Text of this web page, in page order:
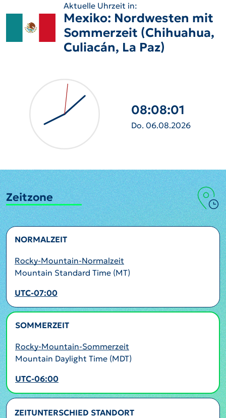
Aktuelle Uhrzeit in:
Mexiko: Nordwesten mit
Sommerzeit (Chihuahua,
Culiacán, La Paz)
08:08:02
Do. 06.08.2026
Zeitzone
NORMALZEIT
Rocky-Mountain-Normalzeit
Mountain Standard Time (MT)
UTC-07:00
SOMMERZEIT
Rocky-Mountain-Sommerzeit
Mountain Daylight Time (MDT)
UTC-06:00
ZEITUNTERSCHIED STANDORT